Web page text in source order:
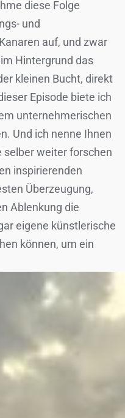
diese Folge
und
auf, und zwar
Hintergrund das
kleinen Bucht, direkt
Episode biete ich
unternehmerischen
Und ich nenne Ihnen
selber weiter forschen
inspirierenden
Überzeugung,
Ablenkung die
eigene künstlerische
können, um ein